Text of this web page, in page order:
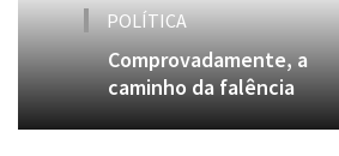
POLÍTICA
Comprovadamente, a
caminho da falência